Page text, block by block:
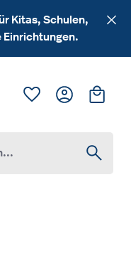
Kitas, Schulen,
Du hast 0